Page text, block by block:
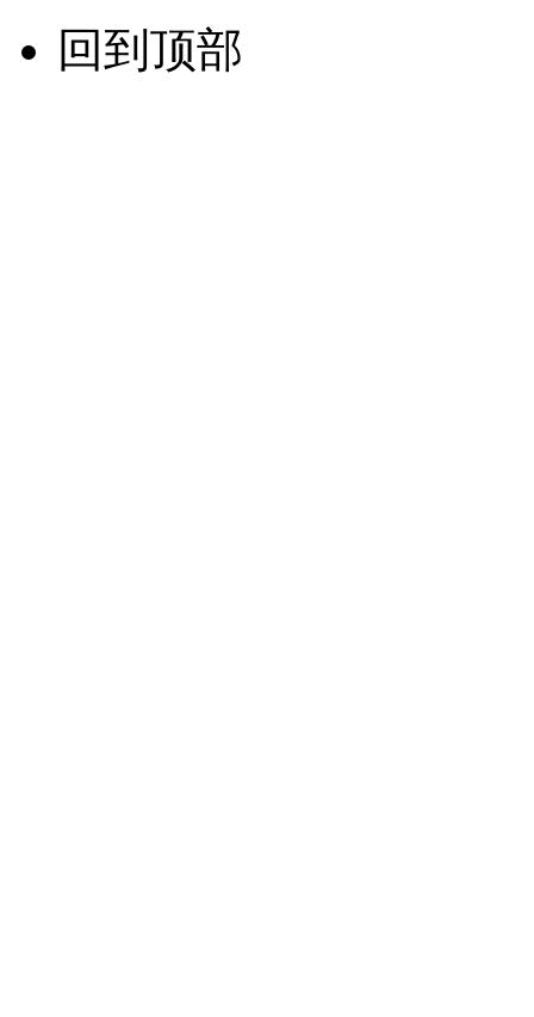
回到顶部